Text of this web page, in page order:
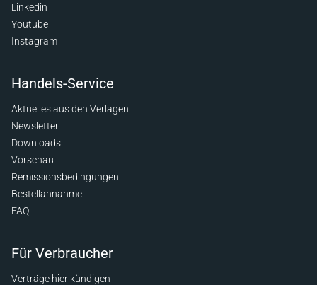
Linkedin
Youtube
Instagram
Handels-Service
Aktuelles aus den Verlagen
Newsletter
Downloads
Vorschau
Remissionsbedingungen
Bestellannahme
FAQ
Für Verbraucher
Verträge hier kündigen